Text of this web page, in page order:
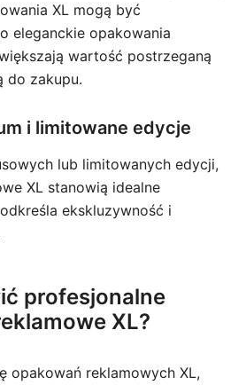
XL mogą być
eleganckie opakowania
wartość postrzeganą
do zakupu.
i limitowane edycje
lub limitowanych edycji,
XL stanowią idealne
ekskluzywność i
profesjonalne
XL?
opakowań reklamowych XL,